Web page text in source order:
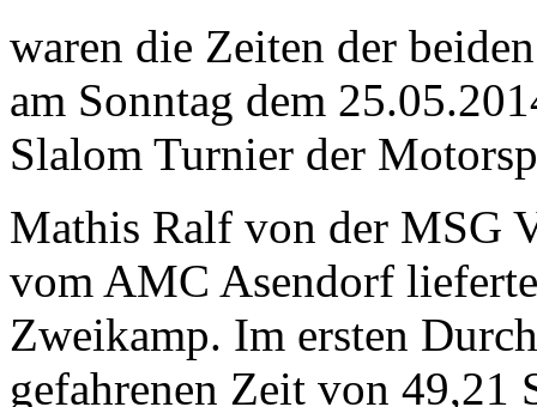
waren die Zeiten der
am Sonntag dem
Slalom Turnier der
Mathis Ralf von der MSG
vom AMC Asendorf
Zweikamp. Im ersten
gefahrenen Zeit von 49,21